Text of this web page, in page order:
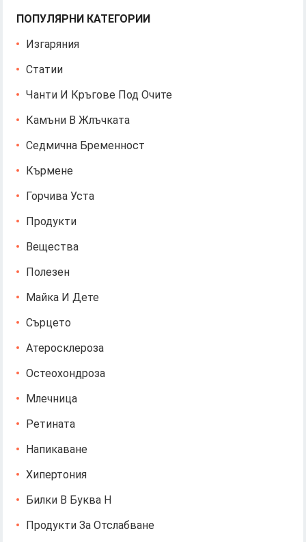
ПОПУЛЯРНИ КАТЕГОРИИ
Изгаряния
Статии
Чанти И Кръгове Под Очите
Камъни В Жлъчката
Седмична Бременност
Кърмене
Горчива Уста
Продукти
Вещества
Полезен
Майка И Дете
Сърцето
Атеросклероза
Остеохондроза
Млечница
Ретината
Напикаване
Хипертония
Билки В Буква Н
Продукти За Отслабване